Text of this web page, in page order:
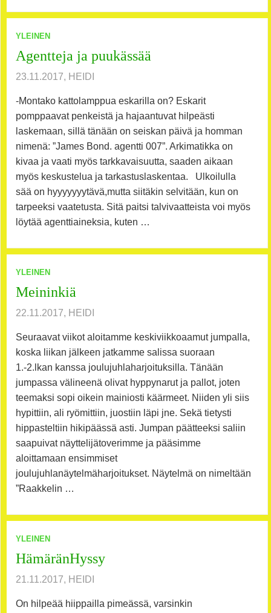
YLEINEN
Agentteja ja puukässää
23.11.2017, HEIDI
-Montako kattolamppua eskarilla on? Eskarit
pomppaavat penkeistä ja hajaantuvat hilpeästi
laskemaan, sillä tänään on seiskan päivä ja homman
nimenä: ”James Bond. agentti 007”. Arkimatikka on
kivaa ja vaati myös tarkkavaisuutta, saaden aikaan
myös keskustelua ja tarkastuslaskentaa. Ulkoilulla
sää on hyyyyyyytävä,mutta siitäkin selvitään, kun on
tarpeeksi vaatetusta. Sitä paitsi talvivaatteista voi myös
löytää agenttiaineksia, kuten …
YLEINEN
Meininkiä
22.11.2017, HEIDI
Seuraavat viikot aloitamme keskiviikkoaamut jumpalla,
koska liikan jälkeen jatkamme salissa suoraan
1.-2.lkan kanssa joulujuhlaharjoituksilla. Tänään
jumpassa välineenä olivat hyppynarut ja pallot, joten
teemaksi sopi oikein mainiosti käärmeet. Niiden yli siis
hypittiin, ali ryömittiin, juostiin läpi jne. Sekä tietysti
hippasteltiin hikipäässä asti. Jumpan päätteeksi saliin
saapuivat näyttelijätoverimme ja pääsimme
aloittamaan ensimmiset
joulujuhlanäytelmäharjoitukset. Näytelmä on nimeltään
”Raakkelin …
YLEINEN
HämäränHyssy
21.11.2017, HEIDI
On hilpeää hiippailla pimeässä, varsinkin